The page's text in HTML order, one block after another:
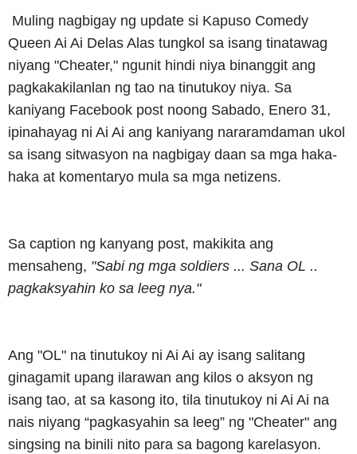
Muling nagbigay ng update si Kapuso Comedy
Queen Ai Ai Delas Alas tungkol sa isang tinatawag
niyang "Cheater," ngunit hindi niya binanggit ang
pagkakakilanlan ng tao na tinutukoy niya. Sa
kaniyang Facebook post noong Sabado, Enero 31,
ipinahayag ni Ai Ai ang kaniyang nararamdaman ukol
sa isang sitwasyon na nagbigay daan sa mga haka-
haka at komentaryo mula sa mga netizens.
Sa caption ng kanyang post, makikita ang
mensaheng, "Sabi ng mga soldiers ... Sana OL ..
pagkaksyahin ko sa leeg nya."
Ang "OL" na tinutukoy ni Ai Ai ay isang salitang
ginagamit upang ilarawan ang kilos o aksyon ng
isang tao, at sa kasong ito, tila tinutukoy ni Ai Ai na
nais niyang “pagkasyahin sa leeg” ng "Cheater" ang
singsing na binili nito para sa bagong karelasyon.